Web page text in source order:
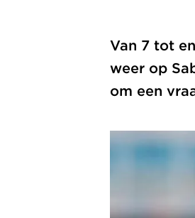
Van 7 tot
weer op
om een